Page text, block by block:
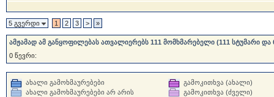
5 გვერდი 1 2 3 > »
ამჟამად ამ განყოფილებას ათვალიერებს 111 მომხმარებელი (111 სტუმარი და
0 წევრი:
ახალი გამოხმაურებები
ახალი გამოხმაურებები არ არის
გამოკითხვა (ახალი)
გამოკითხვა (ძველი)